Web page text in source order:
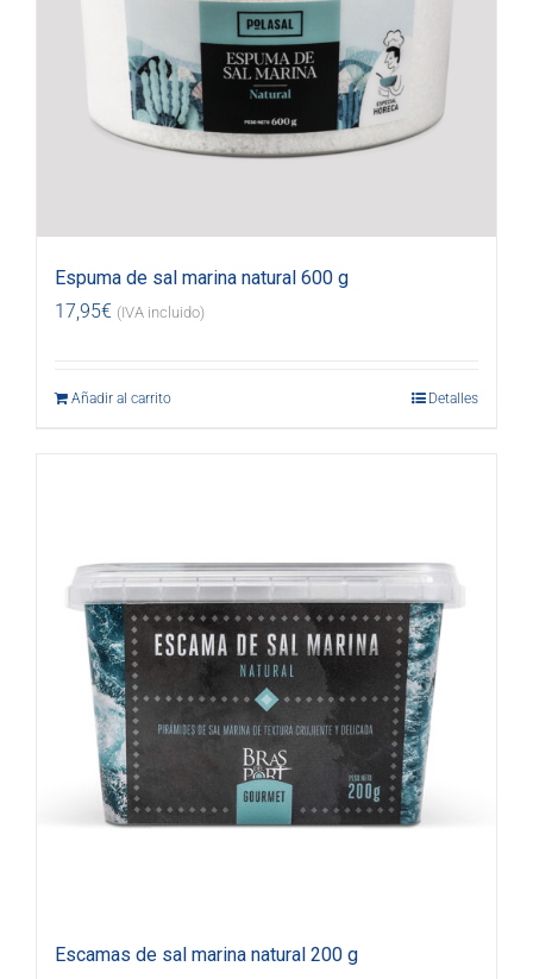
Espuma de sal marina natural 600 g
17,95€ (IVA incluido)
Añadir al carrito Detalles
Escamas de sal marina natural 200 g